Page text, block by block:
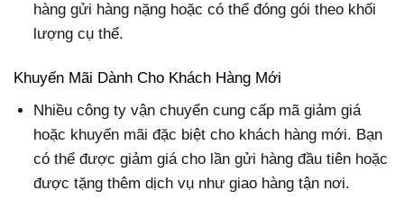
hàng gửi hàng nặng hoặc có thể đóng gói theo khối
lượng cụ thể.
Khuyến Mãi Dành Cho Khách Hàng Mới
Nhiều công ty vận chuyển cung cấp mã giảm giá
hoặc khuyến mãi đặc biệt cho khách hàng mới. Bạn
có thể được giảm giá cho lần gửi hàng đầu tiên hoặc
được tặng thêm dịch vụ như giao hàng tận nơi.